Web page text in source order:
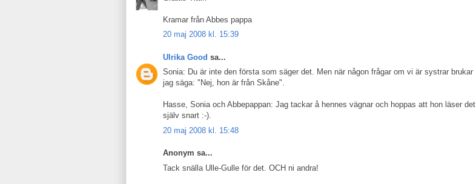
Kramar från Abbes pappa
20 maj 2008 kl. 15:39
Ulrika Good sa...
Sonia: Du är inte den första som säger det. Men när någon frågar om vi är systrar brukar
jag säga: "Nej, hon är från Skåne".
Hasse, Sonia och Abbepappan: Jag tackar å hennes vägnar och hoppas att hon läser det
själv snart :-).
20 maj 2008 kl. 15:48
Anonym sa...
Tack snälla Ulle-Gulle för det. OCH ni andra!